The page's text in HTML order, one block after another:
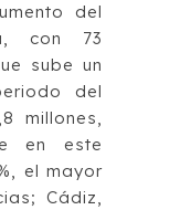
del
con 73
sube un
del
millones,
en este
el mayor
Cádiz,